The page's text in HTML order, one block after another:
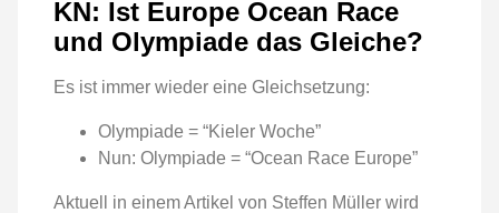
KN: Ist Europe Ocean Race
und Olympiade das Gleiche?
Es ist immer wieder eine Gleichsetzung:
Olympiade = “Kieler Woche”
Nun: Olympiade = “Ocean Race Europe”
Aktuell in einem Artikel von Steffen Müller wird